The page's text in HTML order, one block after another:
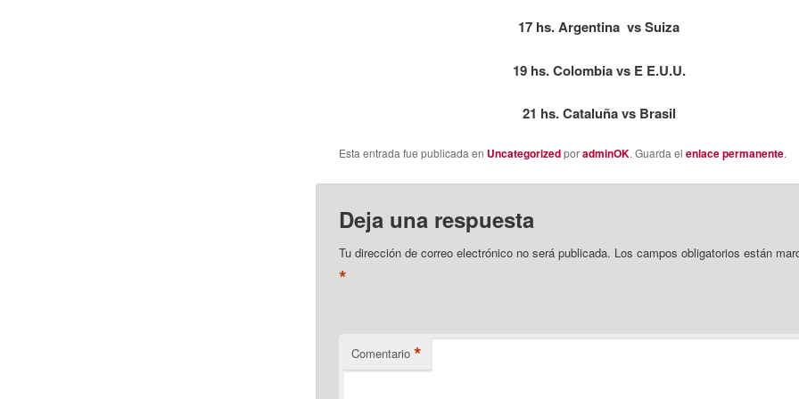
17 hs. Argentina vs Suiza
19 hs. Colombia vs E E.U.U.
21 hs. Cataluña vs Brasil
Esta entrada fue publicada en UncategorizedporadminOK. Guarda el enlace permanente.
Deja una respuesta
Tu dirección de correo electrónico no será publicada. Los campos obligatorios están
*
Comentario *